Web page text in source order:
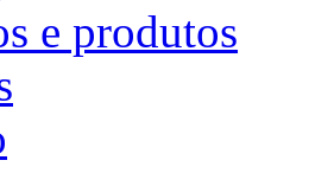
e produtos